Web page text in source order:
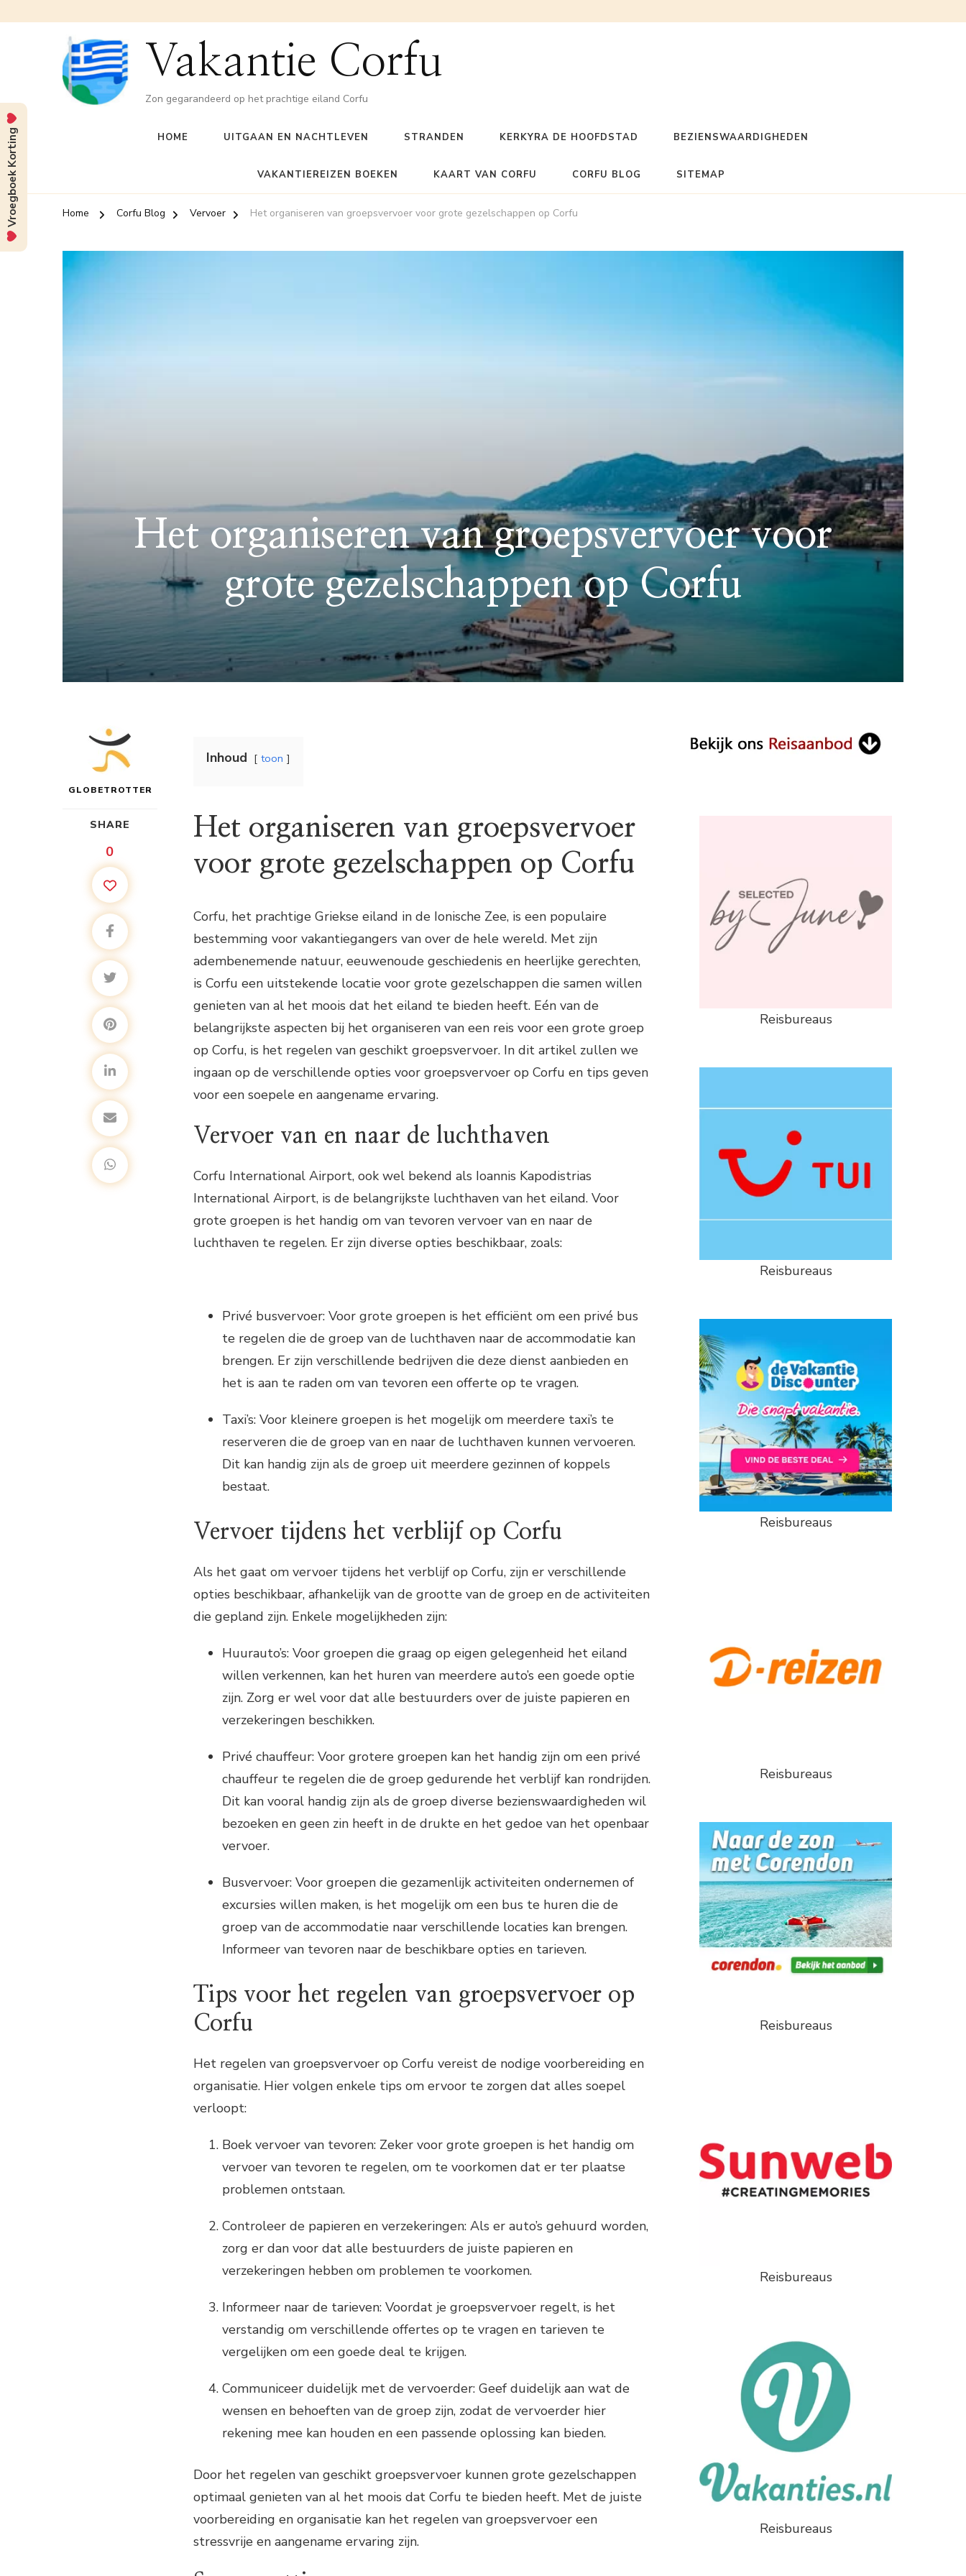
Vakantie Corfu
Zon gegarandeerd op het prachtige eiland Corfu
HOME UITGAAN EN NACHTLEVEN STRANDEN KERKYRA DE HOOFDSTAD BEZIENSWAARDIGHEDEN
VAKANTIEREIZEN BOEKEN KAART VAN CORFU CORFU BLOG SITEMAP
Home Corfu Blog Vervoer Het organiseren van groepsvervoer voor grote gezelschappen op Corfu
Het organiseren van groepsvervoer voor
grote gezelschappen op Corfu
GLOBETROTTER
SHARE
0
Inhoud toon
Het organiseren van groepsvervoer
voor grote gezelschappen op Corfu
Corfu, het prachtige Griekse eiland in de Ionische Zee, is een populaire
bestemming voor vakantiegangers van over de hele wereld. Met zijn
adembenemende natuur, eeuwenoude geschiedenis en heerlijke gerechten,
is Corfu een uitstekende locatie voor grote gezelschappen die samen willen
genieten van al het moois dat het eiland te bieden heeft. Eén van de
belangrijkste aspecten bij het organiseren van een reis voor een grote groep
op Corfu, is het regelen van geschikt groepsvervoer. In dit artikel zullen we
ingaan op de verschillende opties voor groepsvervoer op Corfu en tips geven
voor een soepele en aangename ervaring.
Vervoer van en naar de luchthaven
Corfu International Airport, ook wel bekend als Ioannis Kapodistrias
International Airport, is de belangrijkste luchthaven van het eiland. Voor
grote groepen is het handig om van tevoren vervoer van en naar de
luchthaven te regelen. Er zijn diverse opties beschikbaar, zoals:
Privé busvervoer: Voor grote groepen is het efficiënt om een privé bus
te regelen die de groep van de luchthaven naar de accommodatie kan
brengen. Er zijn verschillende bedrijven die deze dienst aanbieden en
het is aan te raden om van tevoren een offerte op te vragen.
Taxi’s: Voor kleinere groepen is het mogelijk om meerdere taxi’s te
reserveren die de groep van en naar de luchthaven kunnen vervoeren.
Dit kan handig zijn als de groep uit meerdere gezinnen of koppels
bestaat.
Vervoer tijdens het verblijf op Corfu
Als het gaat om vervoer tijdens het verblijf op Corfu, zijn er verschillende
opties beschikbaar, afhankelijk van de grootte van de groep en de activiteiten
die gepland zijn. Enkele mogelijkheden zijn:
Huurauto’s: Voor groepen die graag op eigen gelegenheid het eiland
willen verkennen, kan het huren van meerdere auto’s een goede optie
zijn. Zorg er wel voor dat alle bestuurders over de juiste papieren en
verzekeringen beschikken.
Privé chauffeur: Voor grotere groepen kan het handig zijn om een privé
chauffeur te regelen die de groep gedurende het verblijf kan rondrijden.
Dit kan vooral handig zijn als de groep diverse bezienswaardigheden wil
bezoeken en geen zin heeft in de drukte en het gedoe van het openbaar
vervoer.
Busvervoer: Voor groepen die gezamenlijk activiteiten ondernemen of
excursies willen maken, is het mogelijk om een bus te huren die de
groep van de accommodatie naar verschillende locaties kan brengen.
Informeer van tevoren naar de beschikbare opties en tarieven.
Tips voor het regelen van groepsvervoer op
Corfu
Het regelen van groepsvervoer op Corfu vereist de nodige voorbereiding en
organisatie. Hier volgen enkele tips om ervoor te zorgen dat alles soepel
verloopt:
Boek vervoer van tevoren: Zeker voor grote groepen is het handig om
vervoer van tevoren te regelen, om te voorkomen dat er ter plaatse
problemen ontstaan.
Controleer de papieren en verzekeringen: Als er auto’s gehuurd worden,
zorg er dan voor dat alle bestuurders de juiste papieren en
verzekeringen hebben om problemen te voorkomen.
Informeer naar de tarieven: Voordat je groepsvervoer regelt, is het
verstandig om verschillende offertes op te vragen en tarieven te
vergelijken om een goede deal te krijgen.
Communiceer duidelijk met de vervoerder: Geef duidelijk aan wat de
wensen en behoeften van de groep zijn, zodat de vervoerder hier
rekening mee kan houden en een passende oplossing kan bieden.
Door het regelen van geschikt groepsvervoer kunnen grote gezelschappen
optimaal genieten van al het moois dat Corfu te bieden heeft. Met de juiste
voorbereiding en organisatie kan het regelen van groepsvervoer een
stressvrije en aangename ervaring zijn.
Reisbureaus
Reisbureaus
Reisbureaus
Reisbureaus
Reisbureaus
Reisbureaus
Reisbureaus
Vroegboek Korting